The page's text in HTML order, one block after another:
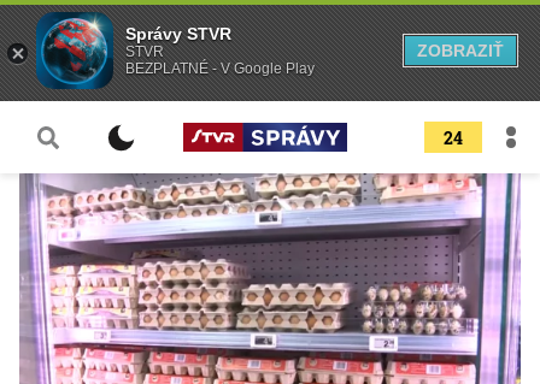
24
Správy STVR
STVR
BEZPLATNÉ - V Google Play
ZOBRAZIŤ